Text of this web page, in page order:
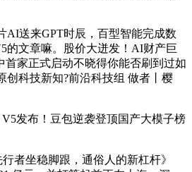
送来GPT时辰，百型智能完成数
的文章嘛。股价大迸发！AI财产巨
家正式启动不晓得你能否刷到过如
创科技新知?前沿科技组 做者丨樱
发布！豆包逆袭登顶国产大模子榜
坐稳脚跟，通俗人的新杠杆》